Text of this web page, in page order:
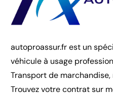
autoproassur.fr est un
véhicule à usage
Transport de
Trouvez votre contrat sur